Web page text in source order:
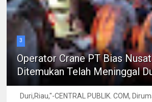
3
Operator Crane PT Bias
Ditemukan Telah Meninggal
Duri,Riau,"-CENTRAL PUBLIK. COM,